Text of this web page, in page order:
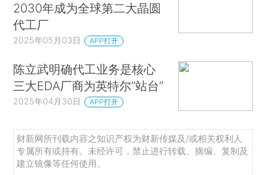
2030年成为全球第二大晶圆
代工厂
2025年05月03日 APP打开
陈立武明确代工业务是核心
三大EDA厂商为英特尔“站台”
2025年04月30日 APP打开
财新网所刊载内容之知识产权为财新传媒及/或相关权利人
专属所有或持有。未经许可，禁止进行转载、摘编、复制及
建立镜像等任何使用。